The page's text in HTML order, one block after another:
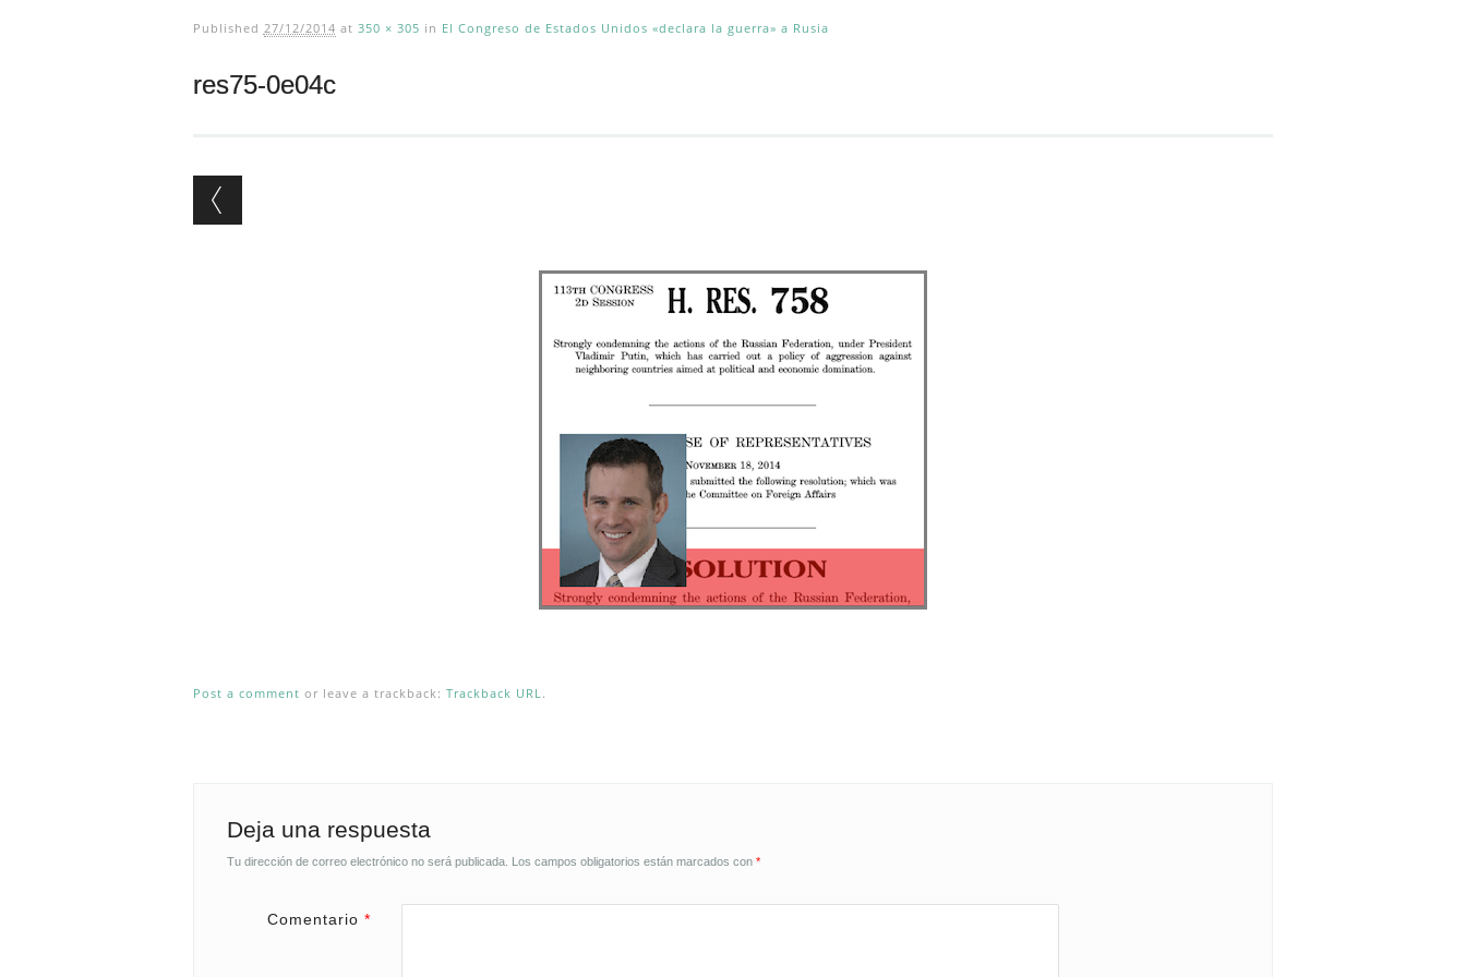
Published 27/12/2014 at 350 × 305 in El Congreso de Estados Unidos «declara la guerra» a Rusia
res75-0e04c
Post a comment or leave a trackback: Trackback URL .
Deja una respuesta
Tu dirección de correo electrónico no será publicada. Los campos obligatorios están marcados con *
Comentario *